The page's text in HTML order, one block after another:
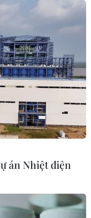
tại
An
hầu
án Nhiệt điện